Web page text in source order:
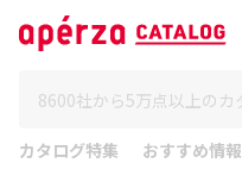
カタログ特集 おすすめ情報